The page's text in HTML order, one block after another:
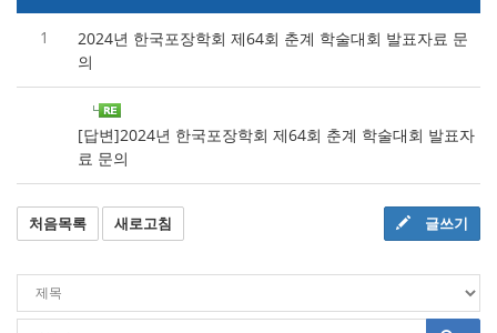
1
2024년 한국포장학회 제64회 춘계 학술대회 발표자료 문
의
[답변]2024년 한국포장학회 제64회 춘계 학술대회 발표자
료 문의
처음목록 새로고침 글쓰기